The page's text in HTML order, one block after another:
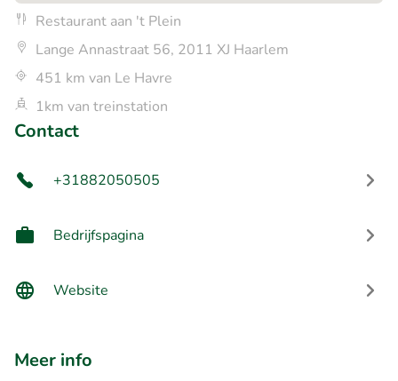
Restaurant aan 't Plein
Lange Annastraat 56, 2011 XJ Haarlem
451 km van Le Havre
1km van treinstation
Contact
+31882050505
Bedrijfspagina
Website
Meer info